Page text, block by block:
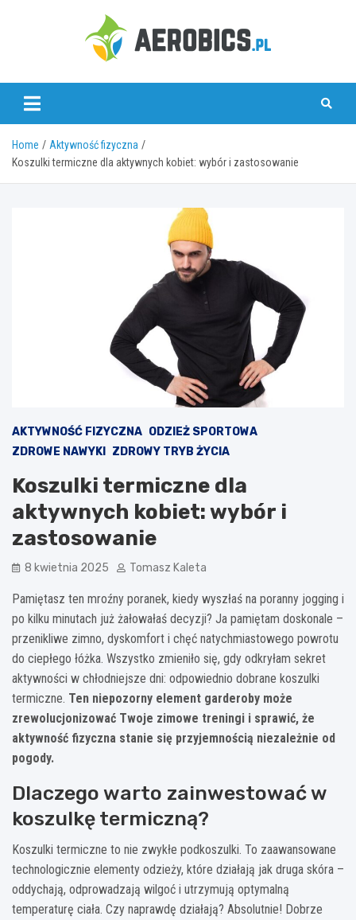
aerobics.pl
Home
Aktywność fizyczna
Koszulki termiczne dla aktywnych kobiet: wybór i zastosowanie
AKTYWNOŚĆ FIZYCZNA ODZIEŻ SPORTOWA
ZDROWE NAWYKI
ZDROWY TRYB ŻYCIA
Koszulki termiczne dla
aktywnych kobiet: wybór i
zastosowanie
8 kwietnia 2025 Tomasz Kaleta
Pamiętasz ten mroźny poranek, kiedy wyszłaś na poranny jogging i
po kilku minutach już żałowałaś decyzji? Ja pamiętam doskonale –
przenikliwe zimno, dyskomfort i chęć natychmiastowego powrotu
do ciepłego łóżka. Wszystko zmieniło się, gdy odkryłam sekret
aktywności w chłodniejsze dni: odpowiednio dobrane koszulki
termiczne. Ten niepozorny element garderoby może
zrewolucjonizować Twoje zimowe treningi i sprawić, że
aktywność fizyczna stanie się przyjemnością niezależnie od
pogody.
Dlaczego warto zainwestować w
koszulkę termiczną?
Koszulki termiczne to nie zwykłe podkoszulki. To zaawansowane
technologicznie elementy odzieży, które działają jak druga skóra –
oddychają, odprowadzają wilgoć i utrzymują optymalną
temperaturę ciała. Czy naprawdę działają? Absolutnie! Dobrze